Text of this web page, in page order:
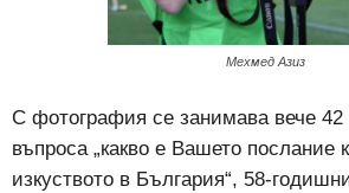
Мехмед Азиз
С фотография се занимава вече 42
въпроса „какво е Вашето послание
изкуството в България“, 58-